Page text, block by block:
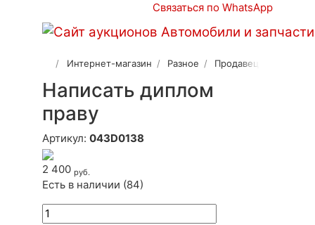
Связаться по WhatsApp
Интернет-магазин Разное Продавец 2
Написать диплом
праву
Артикул: 043D0138
2 400 руб.
Есть в наличии (84)